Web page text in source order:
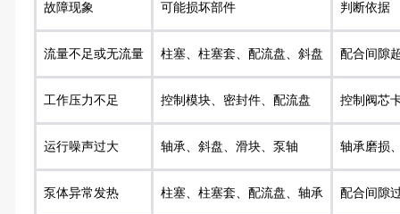
故障现象 可能损坏部件 判断依据
流量不足或无流量 柱塞、柱塞套、配流盘、斜盘 配合间隙
工作压力不足 控制模块、密封件、配流盘 控制阀芯
运行噪声过大 轴承、斜盘、滑块、泵轴 轴承磨损
泵体异常发热 柱塞、柱塞套、配流盘、轴承 配合间隙